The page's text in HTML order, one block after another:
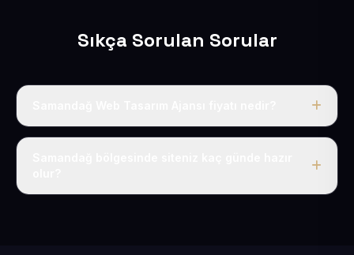
Sıkça Sorulan Sorular
Tek fiyat uygulanır: yıllık 50 USD + KDV. Bu bedele alan